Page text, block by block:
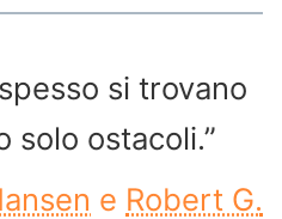
si trovano
solo ostacoli.”
e Robert G.